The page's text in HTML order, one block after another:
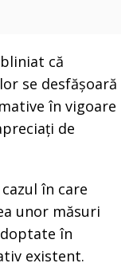
că
se desfășoară
în vigoare
de
cazul în care
unor măsuri
în
existent.